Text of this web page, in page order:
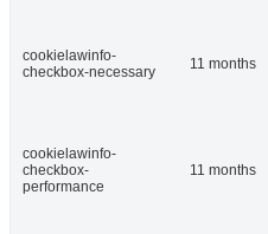
cookielawinfo-
checkbox-necessary
11 months
cookielawinfo-
checkbox-
performance
11 months